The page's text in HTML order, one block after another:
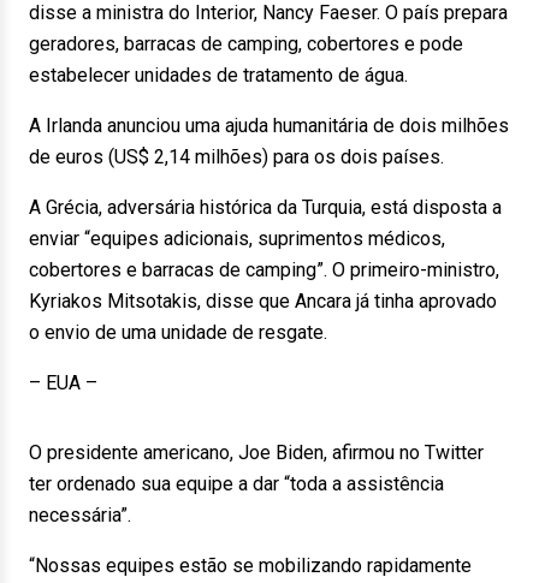
disse a ministra do Interior, Nancy Faeser. O país prepara
geradores, barracas de camping, cobertores e pode
estabelecer unidades de tratamento de água.
A Irlanda anunciou uma ajuda humanitária de dois milhões
de euros (US$ 2,14 milhões) para os dois países.
A Grécia, adversária histórica da Turquia, está disposta a
enviar “equipes adicionais, suprimentos médicos,
cobertores e barracas de camping”. O primeiro-ministro,
Kyriakos Mitsotakis, disse que Ancara já tinha aprovado
o envio de uma unidade de resgate.
– EUA –
O presidente americano, Joe Biden, afirmou no Twitter
ter ordenado sua equipe a dar “toda a assistência
necessária”.
“Nossas equipes estão se mobilizando rapidamente